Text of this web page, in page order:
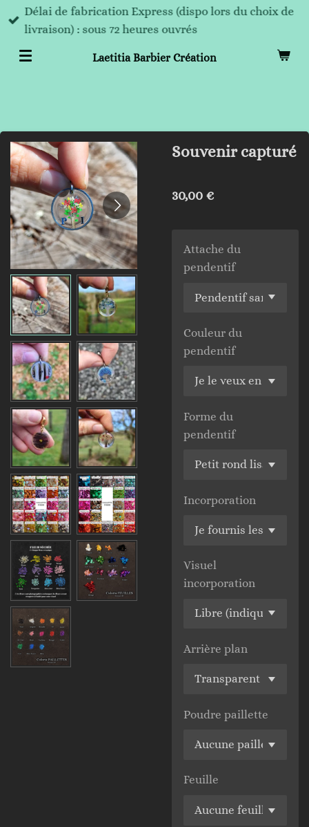
Passer
contenu
Laetitia Barbier Création
Délai de fabrication Express (dispo lors du choix de
livraison) : sous 72 heures ouvrés
Souvenir capturé
30,00 €
Attache du
pendentif
Couleur du
pendentif
Forme du
pendentif
Incorporation
Visuel
incorporation
Arrière plan
Poudre paillette
Feuille